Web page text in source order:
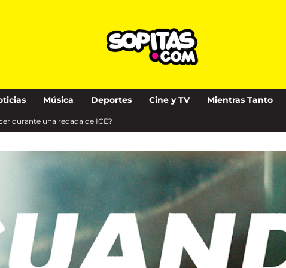
Música Deportes Cine y TV Mientras Tanto
durante una redada de ICE?